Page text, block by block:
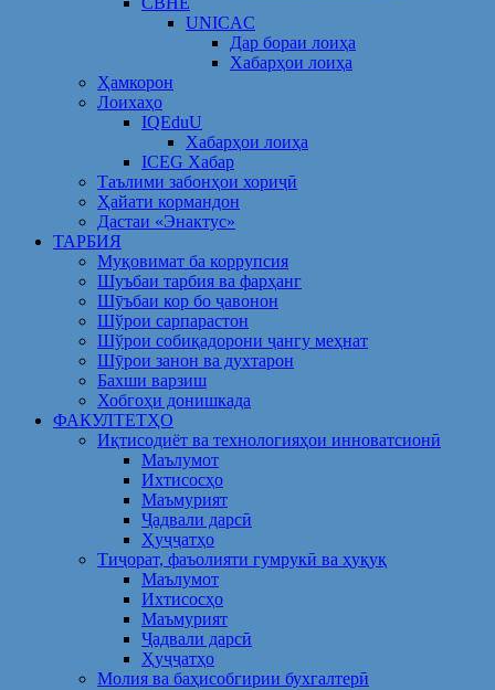
UNICAC
Дар бораи лоиҳа
Хабарҳои лоиҳа
Ҳамкорон
Лоихаҳо
IQEduU
Хабарҳои лоиҳа
ICEG Хабар
Таълими забонҳои хориҷӣ
Ҳайати кормандон
Дастаи «Энактус»
ТАРБИЯ
Муқовимат ба коррупсия
Шуъбаи тарбия ва фарҳанг
Шӯъбаи кор бо ҷавонон
Шўрои сарпарастон
Шўрои собиқадорони ҷангу меҳнат
Шӯрои занон ва духтарон
Бахши варзиш
Хобгоҳи донишкада
ФАКУЛТЕТҲО
Иқтисодиёт ва технологияҳои инноватсионӣ
Маълумот
Ихтисосҳо
Маъмурият
Ҷадвали дарсӣ
Ҳуҷҷатҳо
Тиҷорат, фаъолияти гумрукӣ ва ҳуқуқ
Маълумот
Ихтисосҳо
Маъмурият
Ҷадвали дарсӣ
Ҳуҷҷатҳо
Молия ва баҳисобгирии бухгалтерӣ